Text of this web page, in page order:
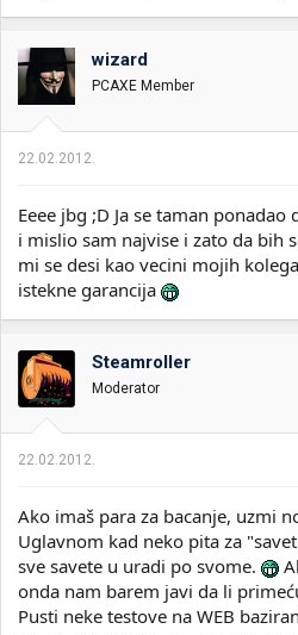
wizard
PCAXE Member
22.02.2012.
Eeee jbg ;D Ja se taman
i mislio sam najvise i zato da bih
mi se desi kao vecini mojih
istekne garancija
Steamroller
Moderator
22.02.2012.
Ako imaš para za bacanje, uzmi
Uglavnom kad neko pita za
sve savete u uradi po svome.
onda nam barem javi da li
Pusti neke testove na WEB